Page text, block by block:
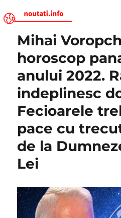
Noutati.Info
Mihai
horoscop
anului 2022.
indeplinesc
Fecioarele
pace cu
de la
Lei